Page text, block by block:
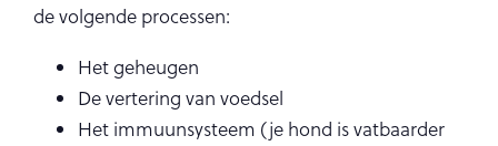
de volgende processen:
Het geheugen
De vertering van voedsel
Het immuunsysteem (je hond is vatbaarder